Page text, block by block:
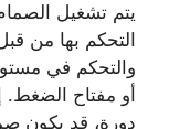
يتم تشغيل
التحكم بها من
والتحكم في
أو مفتاح الضغط.
دورة، قد يكون